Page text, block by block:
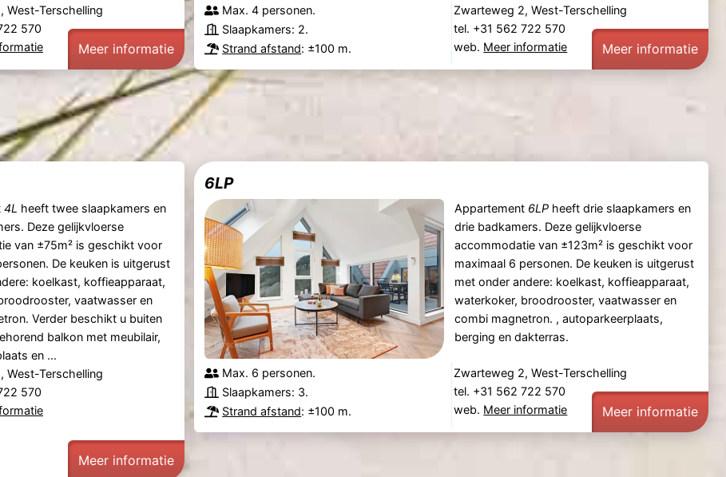
West-Terschelling
570
Meer informatie
Max. 4 personen.
Slaapkamers: 2.
Strand afstand: ±100 m.
Zwarteweg 2, West-Terschelling
tel. +31 562 722 570
web. Meer informatie Meer informatie
4L heeft twee slaapkamers en
Deze gelijkvloerse
van ±75m² is geschikt voor
De keuken is uitgerust
koelkast, koffieapparaat,
vaatwasser en
Verder beschikt u buiten
balkon met meubilair,
en ...
West-Terschelling
570
Meer informatie
6LP
Appartement 6LPheeft drie slaapkamers en
drie badkamers. Deze gelijkvloerse
accommodatie van ±123m² is geschikt voor
maximaal 6 personen. De keuken is uitgerust
met onder andere: koelkast, koffieapparaat,
waterkoker, broodrooster, vaatwasser en
combi magnetron. , autoparkeerplaats,
berging en dakterras.
Max. 6 personen.
Slaapkamers: 3.
Strand afstand: ±100 m.
Zwarteweg 2, West-Terschelling
tel. +31 562 722 570
web. Meer informatie Meer informatie